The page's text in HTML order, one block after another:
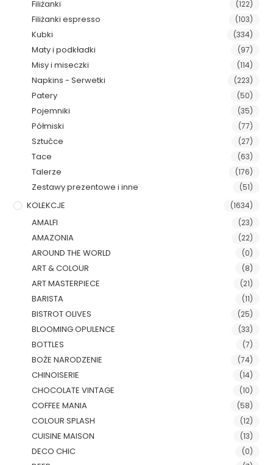
Filiżanki (122)
Filiżanki espresso (103)
Kubki (334)
Maty i podkładki (97)
Misy i miseczki (114)
Napkins - Serwetki (223)
Patery (50)
Pojemniki (35)
Półmiski (77)
Sztućce (27)
Tace (63)
Talerze (176)
Zestawy prezentowe i inne (51)
KOLEKCJE (1634)
AMALFI (23)
AMAZONIA (22)
AROUND THE WORLD (0)
ART & COLOUR (8)
ART MASTERPIECE (21)
BARISTA (11)
BISTROT OLIVES (25)
BLOOMING OPULENCE (33)
BOTTLES (7)
BOŻE NARODZENIE (74)
CHINOISERIE (14)
CHOCOLATE VINTAGE (10)
COFFEE MANIA (58)
COLOUR SPLASH (12)
CUISINE MAISON (13)
DECO CHIC (0)